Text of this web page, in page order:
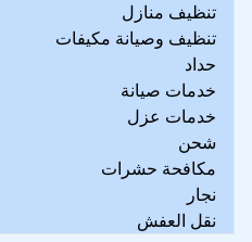
تنظيف منازل
تنظيف وصيانة مكيفات
حداد
خدمات صيانة
خدمات عزل
شحن
مكافحة حشرات
نجار
نقل العفش